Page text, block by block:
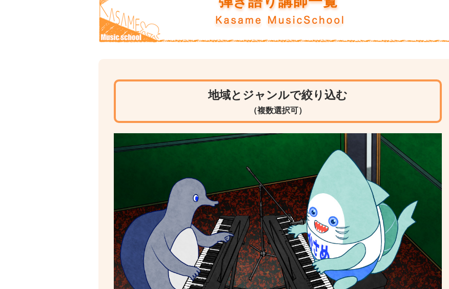
地域とジャンルで絞り込む
（複数選択可）